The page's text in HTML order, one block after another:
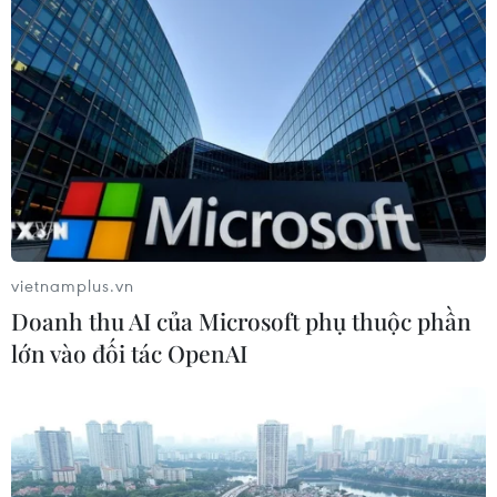
Vì sao Google khiến Mỹ và
EU đối đầu về chủ quyền số?
04/08/2026 04:13
Máy bay chở khách nội địa đầu tiên
của Nga hoàn tất chuyến bay thử
nghiệm
04/08/2026 01:25
niên hạn ở Pháp
04/08/2026 01:03
vietnamplus.vn
Doanh thu AI của Microsoft phụ thuộc phần
lớn vào đối tác OpenAI